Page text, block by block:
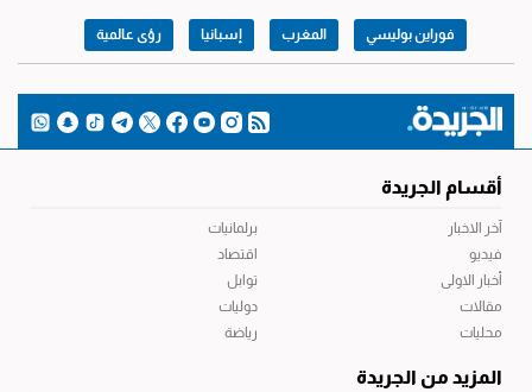
فوراين بوليسي المغرب إسبانيا رؤى عالمية
أقسام الجريدة
آخر الاخبار
فيديو
أخبار الاولى
مقالات
محليات
برلمانيات
اقتصاد
توابل
دوليات
رياضة
المزيد من الجريدة